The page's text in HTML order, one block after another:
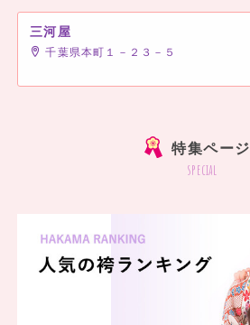
三河屋
千葉県本町１－２３－５
特集ページ
special